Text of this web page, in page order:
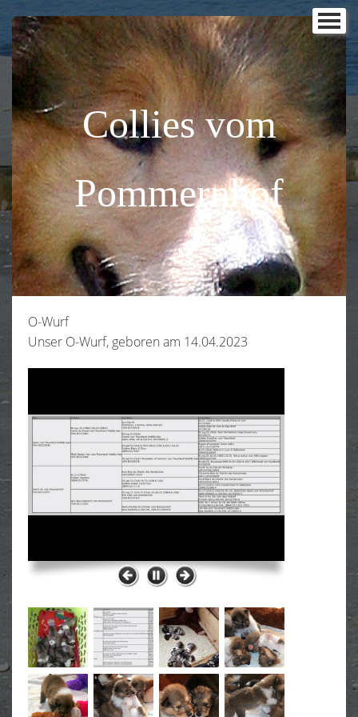
Collies vom
Pommernhof
Home
über uns
meine Collies
Welpen
Wurfplanung
Abschied
Hundepoesie
Wissenswertes
Links
O-Wurf
Unser O-Wurf, geboren am 14.04.2023